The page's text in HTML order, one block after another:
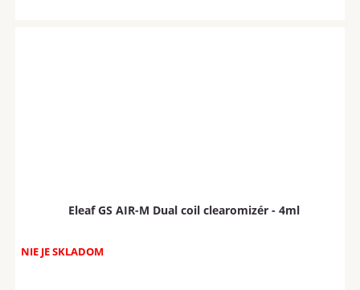
Eleaf GS AIR-M Dual coil clearomizér - 4ml
NIE JE SKLADOM